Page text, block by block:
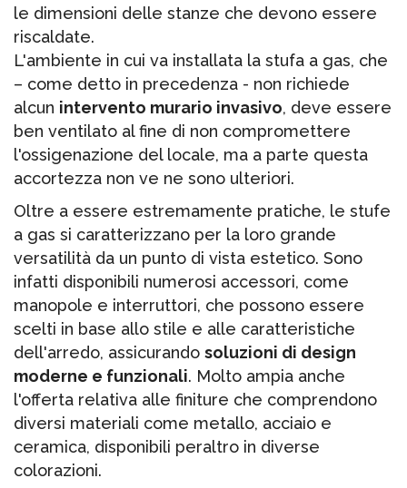
le dimensioni delle stanze che devono essere
riscaldate.
L'ambiente in cui va installata la stufa a gas, che
– come detto in precedenza - non richiede
alcun intervento murario invasivo, deve essere
ben ventilato al fine di non compromettere
l'ossigenazione del locale, ma a parte questa
accortezza non ve ne sono ulteriori.
Oltre a essere estremamente pratiche, le stufe
a gas si caratterizzano per la loro grande
versatilità da un punto di vista estetico. Sono
infatti disponibili numerosi accessori, come
manopole e interruttori, che possono essere
scelti in base allo stile e alle caratteristiche
dell'arredo, assicurando soluzioni di design
moderne e funzionali. Molto ampia anche
l'offerta relativa alle finiture che comprendono
diversi materiali come metallo, acciaio e
ceramica, disponibili peraltro in diverse
colorazioni.